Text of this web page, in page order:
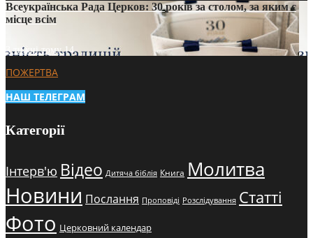
Всеукраїнська Рада Церков: 30 років за столом, за яким є
місце всім
3 тижні тому14
ПОЖЕРТВА
НАШ ТЕЛЕГРАМ
Категорії
Інтерв'ю Відео Дитяча біблія Книга Молитва
Новини Послання Проповіді Розслідування Статті
Фото Церковний календар